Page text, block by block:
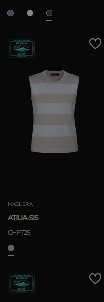
MAGLIERIA
ATILIA-SIS
CHF725